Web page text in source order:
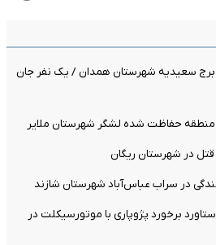
سعیدیه شهرستان همدان / یک نفر جان
حفاظت شده لشگر شهرستان ملایر
در شهرستان ریگان
برخورد پژوپاری با موتورسیکلت در